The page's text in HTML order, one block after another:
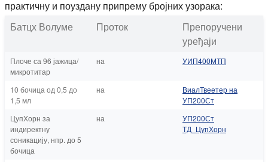
практичну и поуздану припрему бројних узорака:
Батцх Волуме
Проток
Препоручени
уређаји
Плоче са 96 јажица/
микротитар
на УИП400МТП
10 бочица од 0,5 до
1,5 мл
на
ВиалТвеетер на
УП200Ст
ЦупХорн за
индиректну
соникацију, нпр. до 5
бочица
на
УП200Ст
ТД_ЦупХорн